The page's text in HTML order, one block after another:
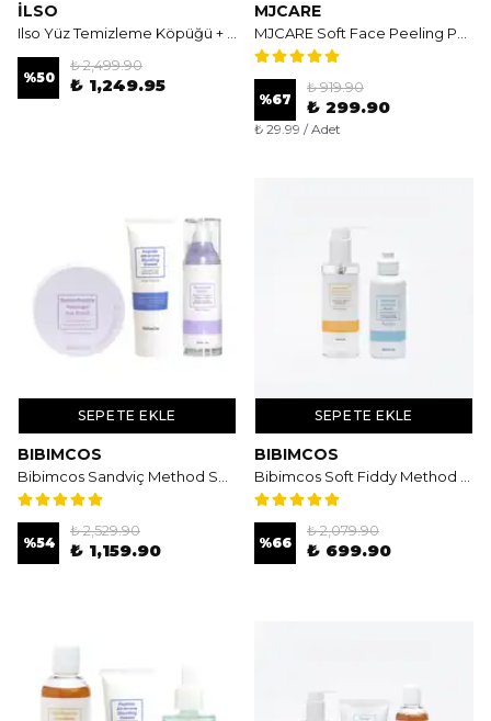
İLSO
%50
₺ 2,499.90
₺ 1,249.95
MJCARE
%67
₺ 919.90
₺ 299.90
₺ 29.99 / Adet
SEPETE EKLE
BIBIMCOS
%54
₺ 2,529.90
₺ 1,159.90
SEPETE EKLE
BIBIMCOS
%66
₺ 2,079.90
₺ 699.90